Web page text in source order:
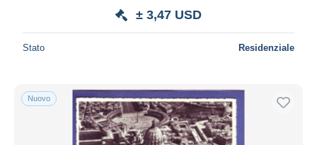
± 3,47 USD
Stato Residenziale
Nuovo